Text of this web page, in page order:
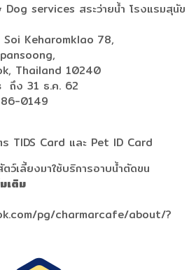
services สระว่ายน้ำ โรงแรมสุนัข
Soi Keharomklao 78,
Thailand 10240
ถึง 31 ธ.ค. 62
0149
TIDS Card และ Pet ID Card
ว์เลี้ยงมาใช้บริการอาบน้ำตัดขน
เติม
pg/charmarcafe/about/?